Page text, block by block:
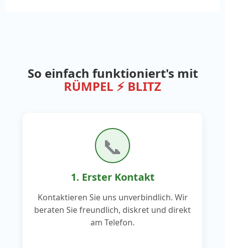
So einfach funktioniert's mit
RÜMPEL ⚡ BLITZ
📞
1. Erster Kontakt
Kontaktieren Sie uns unverbindlich. Wir
beraten Sie freundlich, diskret und direkt
am Telefon.